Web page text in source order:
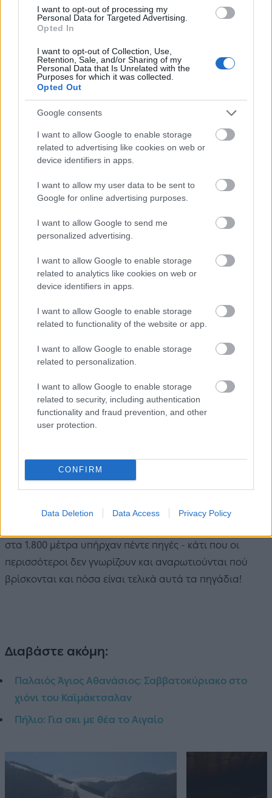
I want to opt-out of processing my
Personal Data for Targeted Advertising.
Opted In
I want to opt-out of Collection, Use,
Retention, Sale, and/or Sharing of my
Personal Data that Is Unrelated with the
Purposes for which it was collected.
Opted Out
Google consents
I want to allow Google to enable storage
related to advertising like cookies on web or
device identifiers in apps.
I want to allow my user data to be sent to
Google for online advertising purposes.
I want to allow Google to send me
personalized advertising.
I want to allow Google to enable storage
related to analytics like cookies on web or
device identifiers in apps.
I want to allow Google to enable storage
related to functionality of the website or app.
I want to allow Google to enable storage
related to personalization.
I want to allow Google to enable storage
related to security, including authentication
functionality and fraud prevention, and other
user protection.
CONFIRM
Data Deletion Data Access Privacy Policy
Πηγή: Shutterstock
Δίπλα στον εναέριο αναβατήρα υπάρχει το Lift Bar,
ποτά και snacks, ενώ στην κορυφή του βουνού, στα
απολαύσει τον καφέ του μαζί με μια υπέροχη
πανοραμική θέα (ειδικά αν ο καιρός είναι καλός και
καθαρός) στον Όλυμπο, το Μπέλες, τον Βόρα και τη
λίμνη Βεγορίτιδα. Εκτός από σκι και snowboard,
μπορείτε να κάνετε βόλτα με snowmobile αλλά και
ορειβασία, ποδηλασία και αλεξίπτωτο πλαγιάς.
Από πού πήρε όμως το όνομά του; Το χιονοδρομικό
ονομάστηκε έτσι γιατί στη βάση του χιονοδρομικού,
στα 1.800 μέτρα υπήρχαν πέντε πηγές - κάτι που οι
περισσότεροι δεν γνωρίζουν και αναρωτιούνται πού
βρίσκονται και πόσα είναι τελικά αυτά τα πηγάδια!
Διαβάστε ακόμη:
Παλαιός Άγιος Αθανάσιος: Σαββατοκύριακο στο
χιόνι του Καϊμάκτσαλαν
Πήλιο: Για σκι με θέα το Αιγαίο